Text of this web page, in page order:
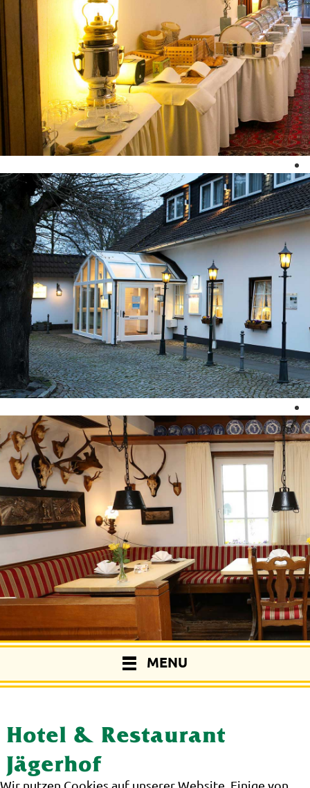
MENU
Hotel & Restaurant
Jägerhof
Wir nutzen Cookies auf unserer Website. Einige von